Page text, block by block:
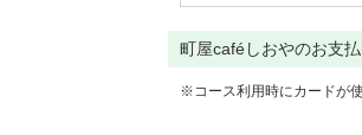
町屋caféしおやのお支
※コース利用時にカードが